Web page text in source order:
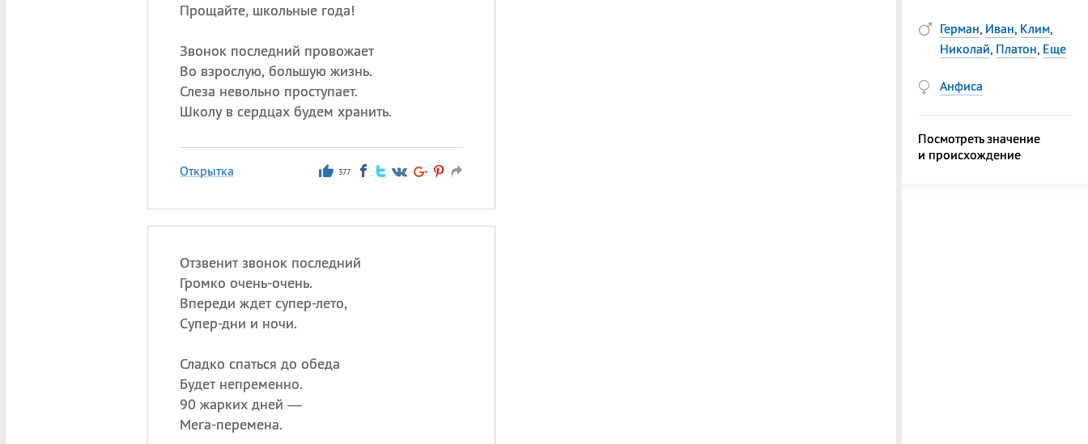
Прощайте, школьные года!
Звонок последний провожает
Во взрослую, большую жизнь.
Слеза невольно проступает.
Школу в сердцах будем хранить.
Открытка 377
Отзвенит звонок последний
Громко очень-очень.
Впереди ждет супер-лето,
Супер-дни и ночи.
Сладко спаться до обеда
Будет непременно.
90 жарких дней —
Мега-перемена.
Герман, Иван, Клим,
Николай, Платон, Еще
Анфиса
Посмотреть значение
и происхождение